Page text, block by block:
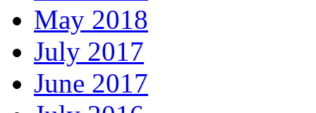
May 2018
July 2017
June 2017